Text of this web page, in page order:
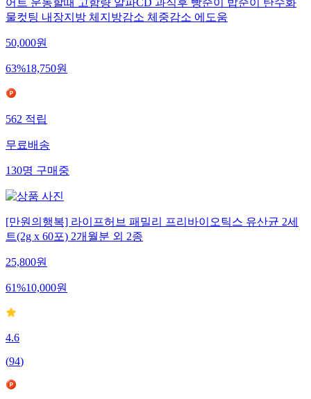
어트 운동할때 고함량 알파CD 과식후 빵순이 밥순이 탄수화
물컷팅 내장지방 체지방감소 체중감소 에도움
50,000원
63%18,750원
562적립
무료배송
130명구매중
[만원의행복] 라이프허브 패밀리 프리바이오틱스 유산균 2세
트(2g x 60포) 2개월분 외 2종
25,800원
61%10,000원
4.6
(94)